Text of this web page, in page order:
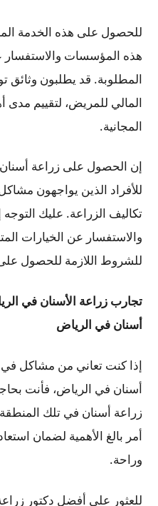
للحصول على هذه الخدمة
هذه المؤسسات
المطلوبة. قد يطلبون وثائق
المالي للمريض، لتقييم مدى
المجانية.
إن الحصول على زراعة
للأفراد الذين يواجهون
تكاليف الزراعة. عليك
والاستفسار عن الخيارات
للشروط اللازمة للحصول على
تجارب زراعة الأسنان في
أسنان في الرياض
إذا كنت تعاني من مشاكل في
أسنان في الرياض، فأنت
زراعة أسنان في تلك
أمر بالغ الأهمية لضمان
وراحة.
للعثور على أفضل دكتور